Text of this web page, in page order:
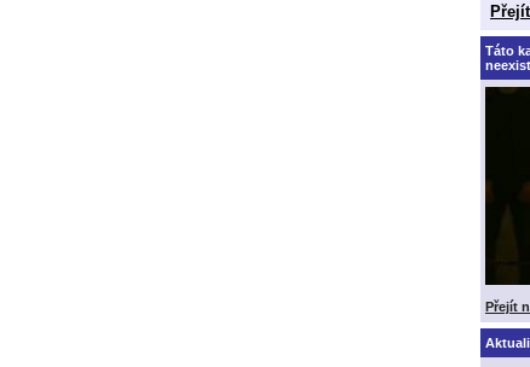
Táto
Přejít